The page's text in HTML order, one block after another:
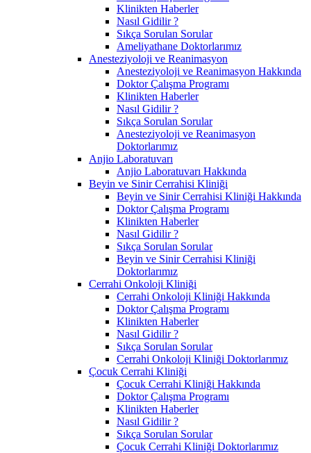
Klinikten Haberler
Nasıl Gidilir ?
Sıkça Sorulan Sorular
Ameliyathane Doktorlarımız
Anesteziyoloji ve Reanimasyon
Anesteziyoloji ve Reanimasyon Hakkında
Doktor Çalışma Programı
Klinikten Haberler
Nasıl Gidilir ?
Sıkça Sorulan Sorular
Anesteziyoloji ve Reanimasyon
Doktorlarımız
Anjio Laboratuvarı
Anjio Laboratuvarı Hakkında
Beyin ve Sinir Cerrahisi Kliniği
Beyin ve Sinir Cerrahisi Kliniği Hakkında
Doktor Çalışma Programı
Klinikten Haberler
Nasıl Gidilir ?
Sıkça Sorulan Sorular
Beyin ve Sinir Cerrahisi Kliniği
Doktorlarımız
Cerrahi Onkoloji Kliniği
Cerrahi Onkoloji Kliniği Hakkında
Doktor Çalışma Programı
Klinikten Haberler
Nasıl Gidilir ?
Sıkça Sorulan Sorular
Cerrahi Onkoloji Kliniği Doktorlarımız
Çocuk Cerrahi Kliniği
Çocuk Cerrahi Kliniği Hakkında
Doktor Çalışma Programı
Klinikten Haberler
Nasıl Gidilir ?
Sıkça Sorulan Sorular
Çocuk Cerrahi Kliniği Doktorlarımız